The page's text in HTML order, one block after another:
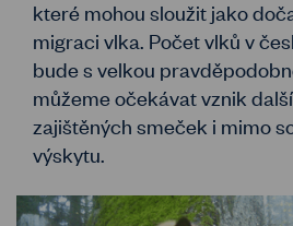
které mohou sloužit jako
migraci vlka. Počet vlků v
bude s velkou
můžeme očekávat vznik
zajištěných smeček i mimo
výskytu.